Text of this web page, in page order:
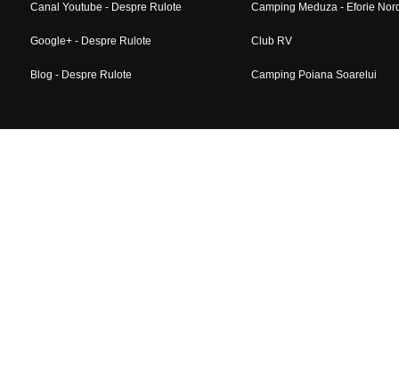
Canal Youtube - Despre Rulote
Google+ - Despre Rulote
Blog - Despre Rulote
Camping Meduza - Eforie
Club RV
Camping Poiana Soarelui